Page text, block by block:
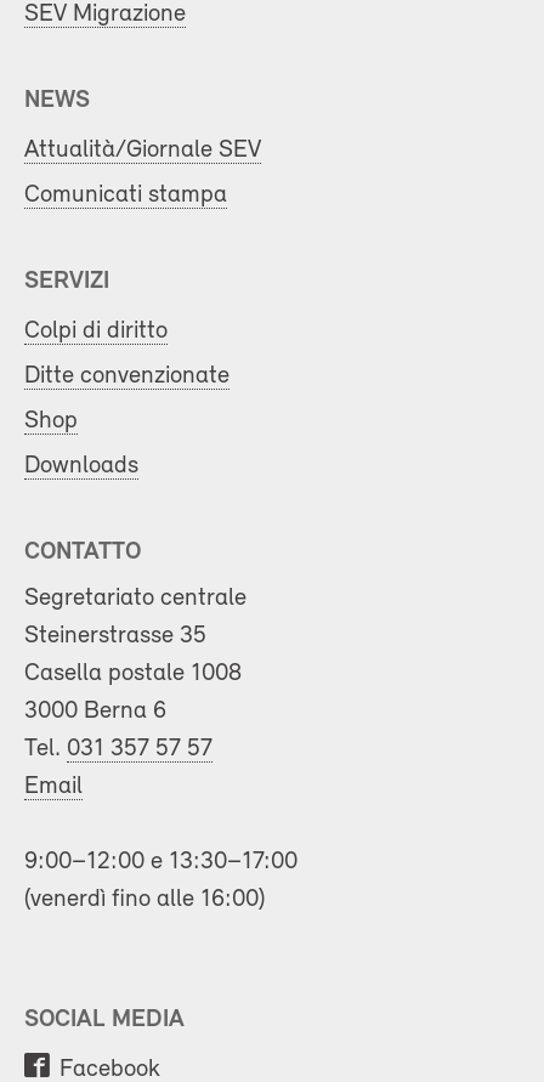
SEV Migrazione
NEWS
Attualità/Giornale SEV
Comunicati stampa
SERVIZI
Colpi di diritto
Ditte convenzionate
Shop
Downloads
CONTATTO
Segretariato centrale
Steinerstrasse 35
Casella postale 1008
3000 Berna 6
Tel. 031 357 57 57
Email
9:00–12:00 e 13:30–17:00
(venerdì fino alle 16:00)
SOCIAL MEDIA
Facebook